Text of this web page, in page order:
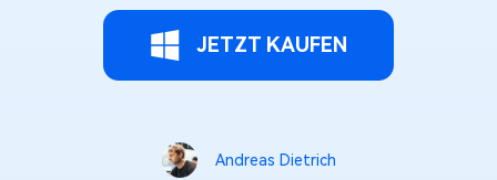
JETZT KAUFEN
Andreas Dietrich